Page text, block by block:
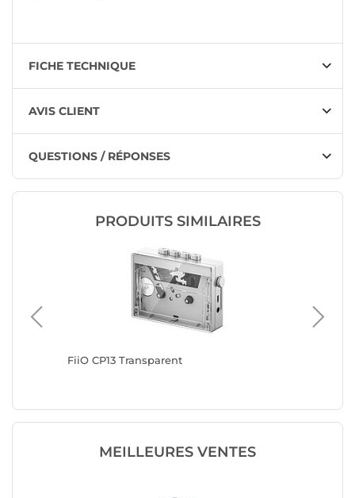
FICHE TECHNIQUE
AVIS CLIENT
QUESTIONS / RÉPONSES
PRODUITS SIMILAIRES
FiiO CP13 Transparent
MEILLEURES VENTES